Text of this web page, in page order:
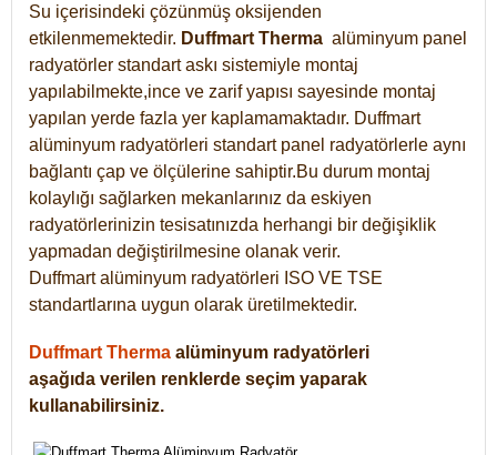
Su içerisindeki çözünmüş oksijenden
etkilenmemektedir. Duffmart Therma alüminyum panel
radyatörler standart askı sistemiyle montaj
yapılabilmekte,ince ve zarif yapısı sayesinde montaj
yapılan yerde fazla yer kaplamamaktadır. Duffmart
alüminyum radyatörleri standart panel radyatörlerle aynı
bağlantı çap ve ölçülerine sahiptir.Bu durum montaj
kolaylığı sağlarken mekanlarınız da eskiyen
radyatörlerinizin tesisatınızda herhangi bir değişiklik
yapmadan değiştirilmesine olanak verir.
Duffmart alüminyum radyatörleri ISO VE TSE
standartlarına uygun olarak üretilmektedir.
Duffmart Therma alüminyum radyatörleri
aşağıda verilen renklerde seçim yaparak
kullanabilirsiniz.